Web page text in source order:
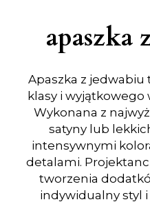
apaszka
Apaszka z jedwabiu
klasy i wyjątkowego
Wykonana z
satyny lub
intensywnymi
detalami.
tworzenia
indywidualny styl